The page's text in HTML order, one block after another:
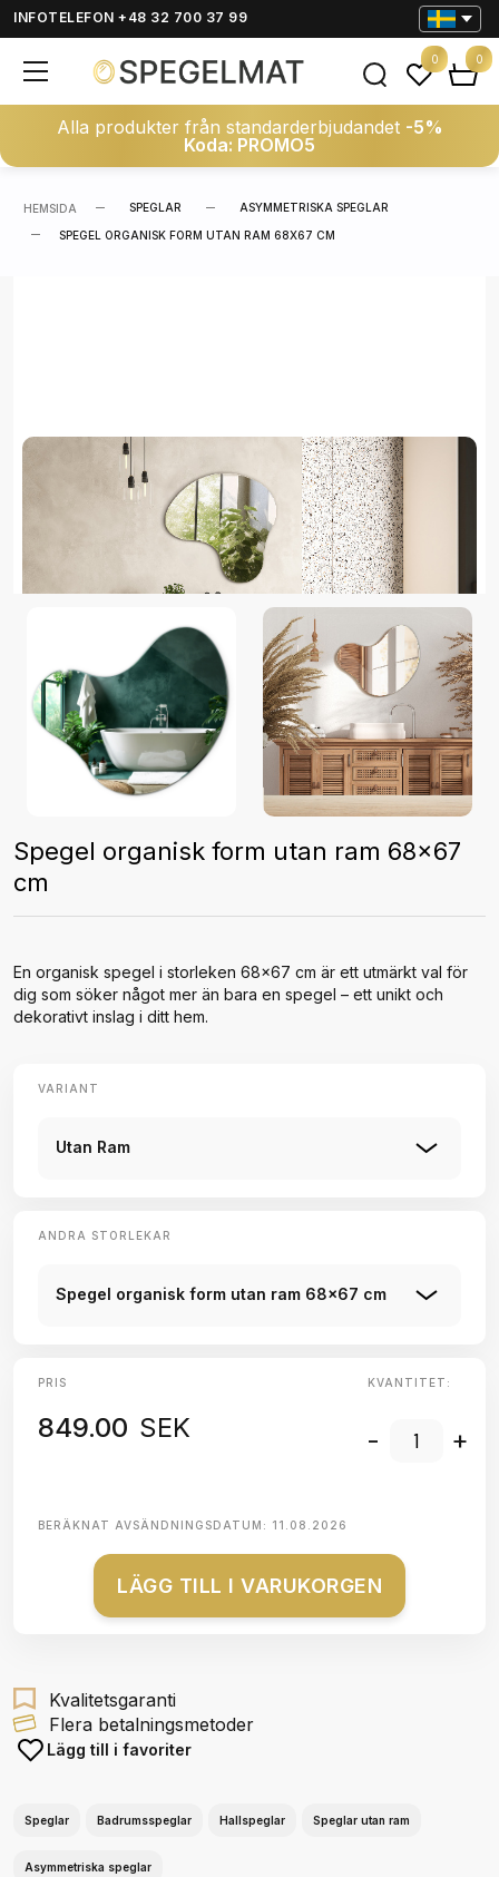
INFOTELEFON +48 32 700 37 99
Alla produkter från standarderbjudandet -5%
Koda: PROMO5
0 0
HEMSIDA SPEGLAR ASYMMETRISKA SPEGLAR
SPEGEL ORGANISK FORM UTAN RAM 68X67 CM
Spegel organisk form utan ram 68x67
cm
En organisk spegel i storleken 68x67 cm är ett utmärkt val för
dig som söker något mer än bara en spegel – ett unikt och
dekorativt inslag i ditt hem.
VARIANT
Utan Ram
ANDRA STORLEKAR
Spegel organisk form utan ram 68x67 cm
PRIS
849.00 SEK
KVANTITET:
- +
BERÄKNAT AVSÄNDNINGSDATUM: 11.08.2026
LÄGG TILL I VARUKORGEN
Kvalitetsgaranti
Flera betalningsmetoder
Lägg till i favoriter
Speglar Badrumsspeglar Hallspeglar Speglar utan ram
Asymmetriska speglar